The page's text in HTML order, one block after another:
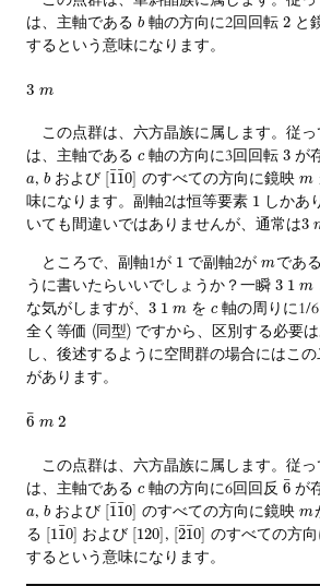
は、主軸である b軸の方向に2回回転 2と
するという意味になります。
3 m
この点群は、六方晶族に属します。従
は、主軸である c軸の方向に3回回転 3が
a, bおよび [1
¯1
¯0] のすべての方向に鏡映m
味になります。副軸2は恒等要素 1しかあ
いても間違いではありませんが、通常は3
ところで、副軸1が 1で副軸2が mであ
うに書いたらいいでしょうか？一瞬 3 1 m
な気がしますが、 3 1 m をc軸の周りに1/
全く等価 (同型) ですから、区別する必要
し、後述するように空間群の場合にはこ
があります。
6
¯ m 2
この点群は、六方晶族に属します。従
は、主軸である c軸の方向に6回回反 6
¯が
a, bおよび [1
¯1
¯0] のすべての方向に鏡映m
る [11
¯0] および [120] , [2
¯1
¯0] のすべての方
するという意味になります。